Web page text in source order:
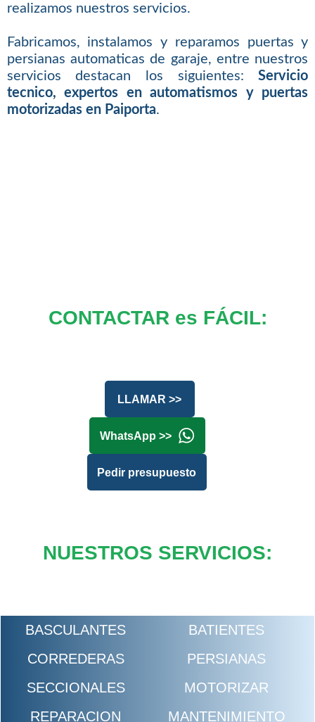
realizamos nuestros servicios.
Fabricamos, instalamos y reparamos puertas y
persianas automaticas de garaje, entre nuestros
servicios destacan los siguientes:Servicio
tecnico, expertos en automatismos y puertas
motorizadas en Paiporta.
CONTACTAR es FÁCIL:
LLAMAR >>
WhatsApp >>
Pedir presupuesto
NUESTROS SERVICIOS:
BASCULANTES
BATIENTES
CORREDERAS
PERSIANAS
SECCIONALES
MOTORIZAR
REPARACION
MANTENIMIENTO